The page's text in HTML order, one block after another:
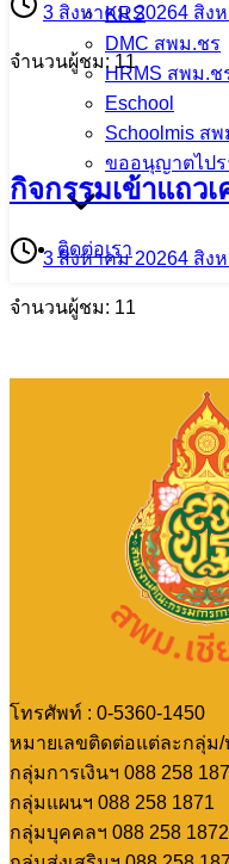
KRS
DMC สพม.ชร
HRMS สพม.ช
Eschool
Schoolmis ส
ขออนุญาตไปร
ติดต่อเรา
3 สิงหาคม 20264 สิง
จำนวนผู้ชม: 11
กิจกรรมเข้าแถว
3 สิงหาคม 20264 สิง
จำนวนผู้ชม: 11
โทรศัพท์ : 0-5360-1450
หมายเลขติดต่อแต่ละกลุ่ม/
กลุ่มการเงินฯ 088 258
กลุ่มแผนฯ 088 258 1871
กลุ่มบุคคลฯ 088 258 1872